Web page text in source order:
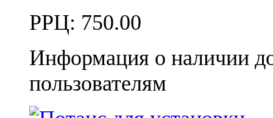
РРЦ: 750.00
Информация о наличии
пользователям